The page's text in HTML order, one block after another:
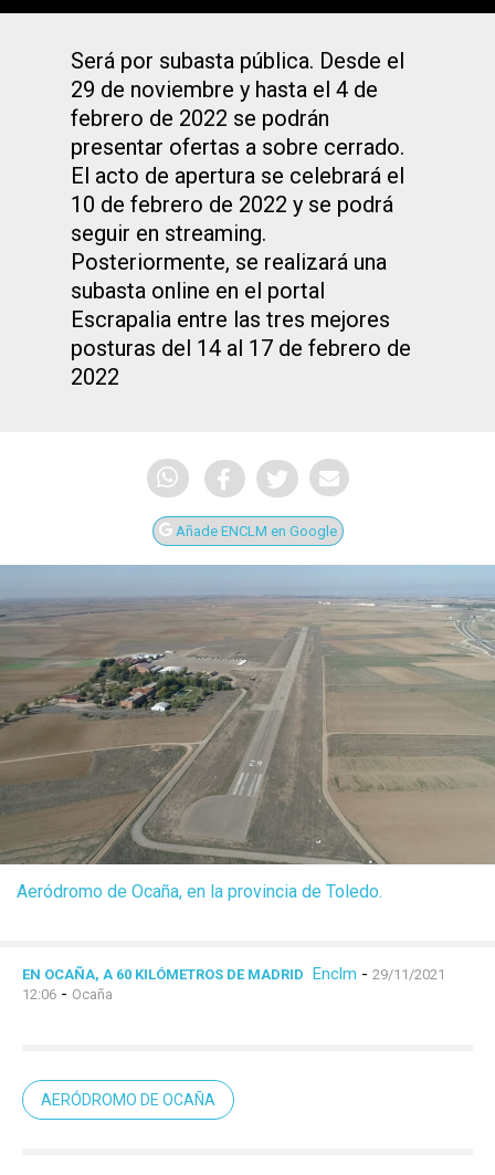
Será por subasta pública. Desde el
29 de noviembre y hasta el 4 de
febrero de 2022 se podrán
presentar ofertas a sobre cerrado.
El acto de apertura se celebrará el
10 de febrero de 2022 y se podrá
seguir en streaming.
Posteriormente, se realizará una
subasta online en el portal
Escrapalia entre las tres mejores
posturas del 14 al 17 de febrero de
2022
Añade ENCLM en Google
Aeródromo de Ocaña, en la provincia de Toledo.
EN OCAÑA, A 60 KILÓMETROS DE MADRID Enclm - 29/11/2021
12:06 - Ocaña
AERÓDROMO DE OCAÑA